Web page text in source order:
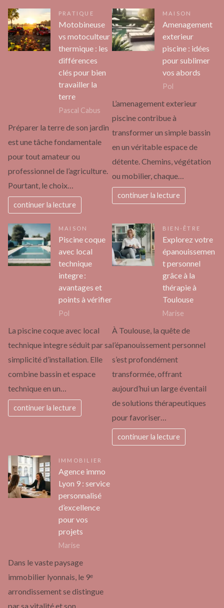
PRATIQUE
Motobineuse
vs motoculteur
thermique : les
différences
clés pour bien
travailler la
terre
Pascal Cabus
Préparer la terre de son jardin
est une tâche fondamentale
pour tout amateur ou
professionnel de l’agriculture.
Pourtant, le choix…
continuer la lecture
MAISON
Amenagement
exterieur
piscine : idées
pour sublimer
vos abords
Pol
L’amenagement exterieur
piscine contribue à
transformer un simple bassin
en un véritable espace de
détente. Chemins, végétation
ou mobilier, chaque…
continuer la lecture
MAISON
Piscine coque
avec local
technique
integre :
avantages et
points à vérifier
Pol
La piscine coque avec local
technique integre séduit par sa
simplicité d’installation. Elle
combine bassin et espace
technique en un…
continuer la lecture
BIEN-ÊTRE
Explorez votre
épanouissemen
t personnel
grâce à la
thérapie à
Toulouse
Marise
À Toulouse, la quête de
l’épanouissement personnel
s’est profondément
transformée, offrant
aujourd’hui un large éventail
de solutions thérapeutiques
pour favoriser…
continuer la lecture
IMMOBILIER
Agence immo
Lyon 9 : service
personnalisé
d’excellence
pour vos
projets
Marise
Dans le vaste paysage
immobilier lyonnais, le 9ᵉ
arrondissement se distingue
par sa vitalité et son